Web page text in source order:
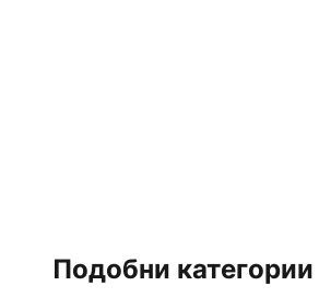
Подобни категории